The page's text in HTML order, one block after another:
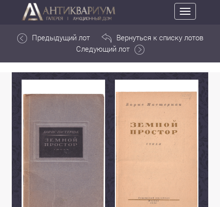
Toggle
navigation
Предыдущий лот
Вернуться к списку лотов
Следующий лот